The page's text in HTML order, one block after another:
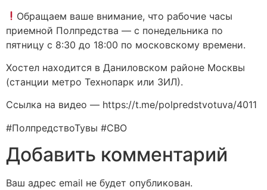
Обращаем ваше внимание, что рабочие часы
приемной Полпредства — с понедельника по
пятницу с 8:30 до 18:00 по московскому времени.
Хостел находится в Даниловском районе Москвы
(станции метро Технопарк или ЗИЛ).
Ссылка на видео — https://t.me/polpredstvotuva/4011
#ПолпредствоТувы #СВО
Добавить комментарий
Ваш адрес email не будет опубликован.